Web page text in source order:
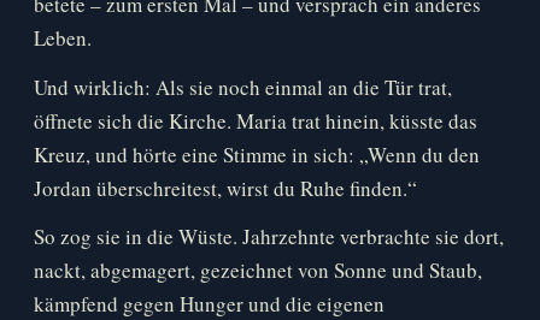
Leben.
Und wirklich: Als sie noch einmal an die Tür trat,
öffnete sich die Kirche. Maria trat hinein, küsste das
Kreuz, und hörte eine Stimme in sich: „Wenn du den
Jordan überschreitest, wirst du Ruhe finden.“
So zog sie in die Wüste. Jahrzehnte verbrachte sie dort,
nackt, abgemagert, gezeichnet von Sonne und Staub,
kämpfend gegen Hunger und die eigenen